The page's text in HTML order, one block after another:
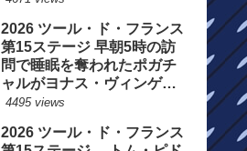
2026 ツール・ド・フランス
第15ステージ 早朝5時の訪
問で睡眠を奪われたポガチ
ャルがヨナス・ヴィンゲゴ
ーの離脱を惜しむ
4495 views
2026 ツール・ド・フランス